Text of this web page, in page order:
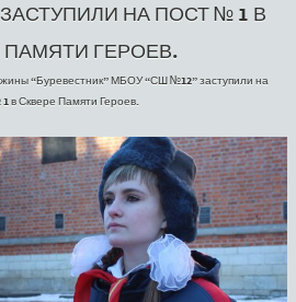
НА ПОСТ № 1 В
ПАМЯТИ ГЕРОЕВ.
“Буревестник” МБОУ “СШ №12” заступили на
в Сквере Памяти Героев.